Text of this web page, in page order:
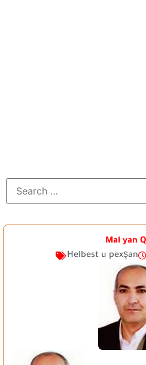
Mal yan
Helbest u pexşan